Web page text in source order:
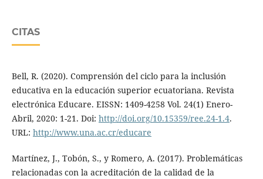
CITAS
Bell, R. (2020). Comprensión del ciclo para la inclusión
educativa en la educación superior ecuatoriana. Revista
electrónica Educare. EISSN: 1409-4258 Vol. 24(1) Enero-
Abril, 2020: 1-21. Doi: http://doi.org/10.15359/ree.24-1.4.
URL: http://www.una.ac.cr/educare
Martínez, J., Tobón, S., y Romero, A. (2017). Problemáticas
relacionadas con la acreditación de la calidad de la